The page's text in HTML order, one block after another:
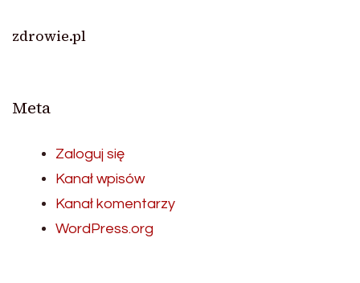
zdrowie.pl
Meta
Zaloguj się
Kanał wpisów
Kanał komentarzy
WordPress.org